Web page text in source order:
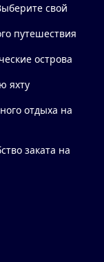
свой
путешествия
острова
яхту
отдыха на
заката на